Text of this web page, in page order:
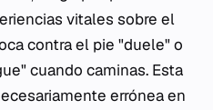
vitales sobre el
contra el pie "duele" o
cuando caminas. Esta
errónea en